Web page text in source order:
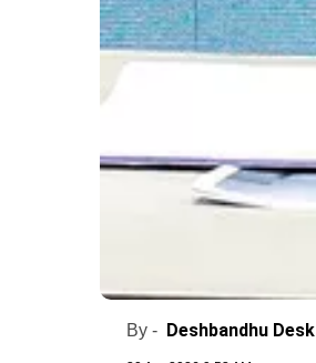
By - Deshbandhu Desk